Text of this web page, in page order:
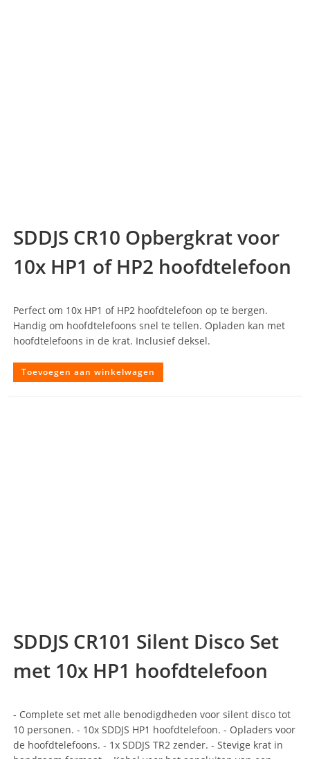
SDDJS CR10 Opbergkrat voor
10x HP1 of HP2 hoofdtelefoon
Perfect om 10x HP1 of HP2 hoofdtelefoon op te bergen.
Handig om hoofdtelefoons snel te tellen. Opladen kan met
hoofdtelefoons in de krat. Inclusief deksel.
Toevoegen aan winkelwagen
SDDJS CR101 Silent Disco Set
met 10x HP1 hoofdtelefoon
- Complete set met alle benodigdheden voor silent disco tot
10 personen. - 10x SDDJS HP1 hoofdtelefoon. - Opladers voor
de hoofdtelefoons. - 1x SDDJS TR2 zender. - Stevige krat in